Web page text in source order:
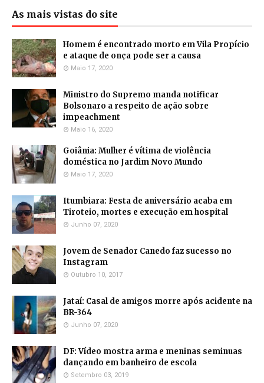
As mais vistas do site
Homem é encontrado morto em Vila Propício
e ataque de onça pode ser a causa
Maio 17, 2020
Ministro do Supremo manda notificar
Bolsonaro a respeito de ação sobre
impeachment
Maio 16, 2020
Goiânia: Mulher é vítima de violência
doméstica no Jardim Novo Mundo
Maio 17, 2020
Itumbiara: Festa de aniversário acaba em
Tiroteio, mortes e execução em hospital
Junho 07, 2020
Jovem de Senador Canedo faz sucesso no
Instagram
Outubro 10, 2017
Jataí: Casal de amigos morre após acidente na
BR-364
Junho 07, 2020
DF: Vídeo mostra arma e meninas seminuas
dançando em banheiro de escola
Setembro 03, 2019